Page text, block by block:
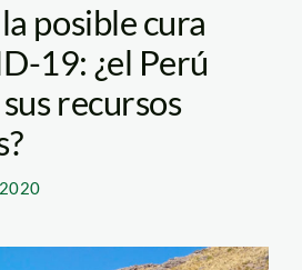
posible cura
19: ¿el Perú
recursos